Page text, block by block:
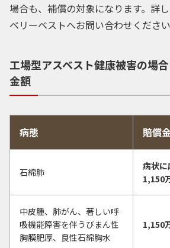
場合も、補償の対象になります。詳
ベリーベストへお問い合わせください
工場型アスベスト健康被害の場
金額
病態 賠償
石綿肺
病状
1,150
中皮腫、肺がん、著しい呼
吸機能障害を伴うびまん性
胸膜肥厚、良性石綿胸水
1,150